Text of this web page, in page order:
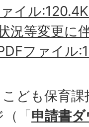
ァイル
況等変更に
ファイル
ども保育
「申請書